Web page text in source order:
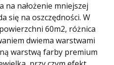
na nałożenie mniejszej
się na oszczędności. W
60m2, różnica
dwiema warstwami
warstwą farby premium